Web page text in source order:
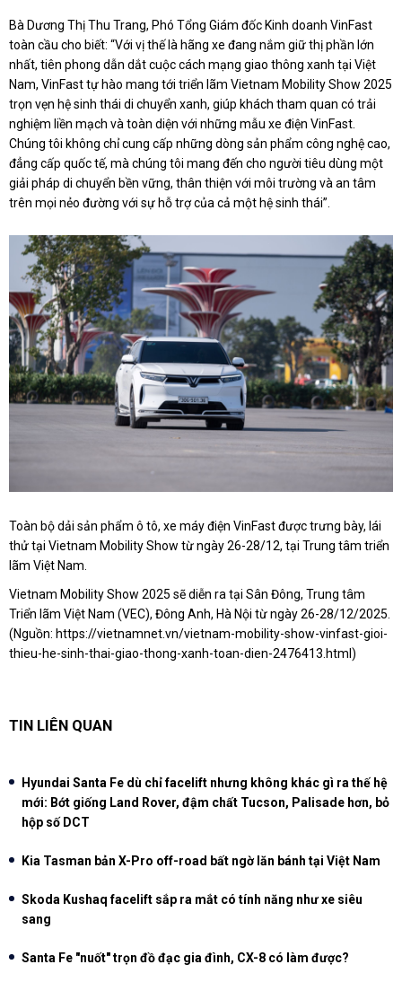
Bà Dương Thị Thu Trang, Phó Tổng Giám đốc Kinh doanh VinFast
toàn cầu cho biết: “Với vị thế là hãng xe đang nắm giữ thị phần lớn
nhất, tiên phong dẫn dắt cuộc cách mạng giao thông xanh tại Việt
Nam, VinFast tự hào mang tới triển lãm Vietnam Mobility Show 2025
trọn vẹn hệ sinh thái di chuyển xanh, giúp khách tham quan có trải
nghiệm liền mạch và toàn diện với những mẫu xe điện VinFast.
Chúng tôi không chỉ cung cấp những dòng sản phẩm công nghệ cao,
đẳng cấp quốc tế, mà chúng tôi mang đến cho người tiêu dùng một
giải pháp di chuyển bền vững, thân thiện với môi trường và an tâm
trên mọi nẻo đường với sự hỗ trợ của cả một hệ sinh thái”.
Toàn bộ dải sản phẩm ô tô, xe máy điện VinFast được trưng bày, lái
thử tại Vietnam Mobility Show từ ngày 26-28/12, tại Trung tâm triển
lãm Việt Nam.
Vietnam Mobility Show 2025 sẽ diễn ra tại Sân Đông, Trung tâm
Triển lãm Việt Nam (VEC), Đông Anh, Hà Nội từ ngày 26-28/12/2025.
(Nguồn: https://vietnamnet.vn/vietnam-mobility-show-vinfast-gioi-
thieu-he-sinh-thai-giao-thong-xanh-toan-dien-2476413.html)
TIN LIÊN QUAN
Hyundai Santa Fe dù chỉ facelift nhưng không khác gì ra thế hệ
mới: Bớt giống Land Rover, đậm chất Tucson, Palisade hơn, bỏ
hộp số DCT
Kia Tasman bản X-Pro off-road bất ngờ lăn bánh tại Việt Nam
Skoda Kushaq facelift sắp ra mắt có tính năng như xe siêu
sang
Santa Fe "nuốt" trọn đồ đạc gia đình, CX-8 có làm được?